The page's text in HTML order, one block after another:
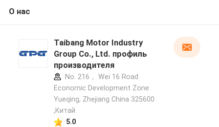
О нас
Taibang Motor Industry
Group Co., Ltd. профиль
производителя
No. 216， Wei 16 Road
Economic Development Zone
Yueqing, Zhejiang China 325600
,Китай
5.0